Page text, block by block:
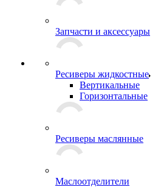
Запчасти и аксессуары
Ресиверы жидкостные
Вертикальные
Горизонтальные
Ресиверы маслянные
Маслоотделители